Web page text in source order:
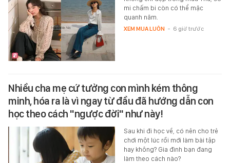
mi chấm bi còn có thể mặc
quanh năm.
XEM MUA LUÔN - 6 giờ trước
Nhiều cha mẹ cứ tưởng con mình kém thông
minh, hóa ra là vì ngay từ đầu đã hướng dẫn con
học theo cách "ngược đời" như này!
Sau khi đi học về, có nên cho trẻ
chơi một lúc rồi mới làm bài tập
hay không? Gia đình bạn đang
làm theo cách nào?